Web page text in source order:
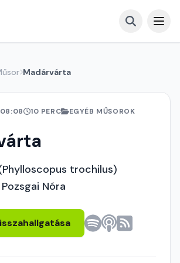
Madárvárta
10 PERC EGYÉB MŰSOROK
trochilus)
Nóra